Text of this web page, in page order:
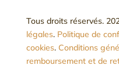
Tous droits réservés.
légales. Politique de
cookies. Conditions
remboursement et de